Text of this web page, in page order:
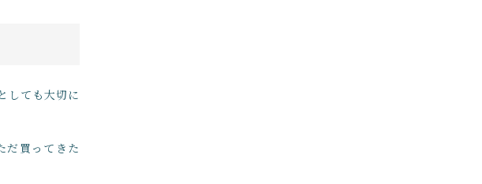
しても大切に
だ買ってきた